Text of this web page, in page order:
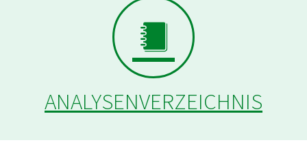
ANALYSENVERZEICHNIS